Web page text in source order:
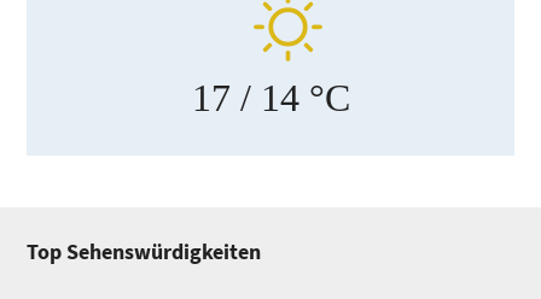
17 / 14 °C
Top Sehenswürdigkeiten